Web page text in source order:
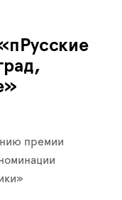
премии